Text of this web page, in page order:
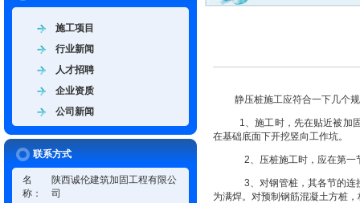
施工项目
行业新闻
人才招聘
企业资质
公司新闻
联系方式
名
称：
陕西诚伦建筑加固工程有限公
司
静压桩施工应符合一下几个
1、施工时，先在贴近被加
在基础底面下开挖竖向工作坑。
2、压桩施工时，应在第一
3、对钢管桩，其各节的连
为满焊。对预制钢筋混凝土方桩